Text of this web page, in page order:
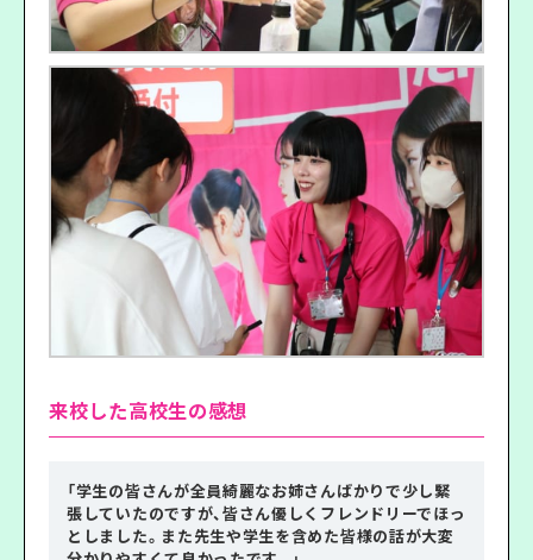
来校した高校生の感想
「学生の皆さんが全員綺麗なお姉さんばかりで少し緊
張していたのですが、皆さん優しくフレンドリーでほっ
としました。また先生や学生を含めた皆様の話が大変